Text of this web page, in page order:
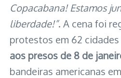
Copacabana! Estamos
liberdade!”. A cena foi
protestos em 62
aos presos de 8 de
bandeiras americanas